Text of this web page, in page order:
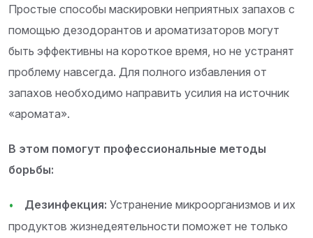
Простые способы маскировки неприятных запахов с
помощью дезодорантов и ароматизаторов могут
быть эффективны на короткое время, но не устранят
проблему навсегда. Для полного избавления от
запахов необходимо направить усилия на источник
«аромата».
В этом помогут профессиональные методы
борьбы:
Дезинфекция: Устранение микроорганизмов и их
продуктов жизнедеятельности поможет не только